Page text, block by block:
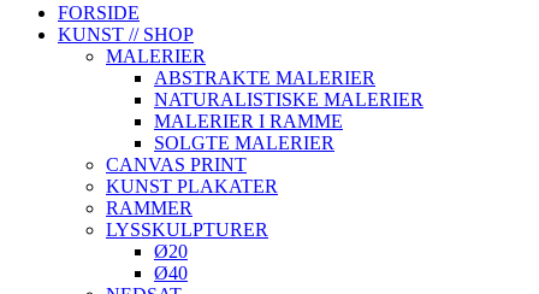
Instagram
page
Facebook
page
FORSIDE
KUNST // SHOP
MALERIER
ABSTRAKTE MALERIER
NATURALISTISKE MALERIER
MALERIER I RAMME
SOLGTE MALERIER
CANVAS PRINT
KUNST PLAKATER
RAMMER
LYSSKULPTURER
Ø20
Ø40